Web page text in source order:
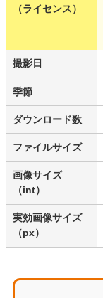
（ライセンス）
撮影日
季節
ダウンロード数
ファイルサイズ
画像サイズ
（int）
実効画像サイズ
（px）